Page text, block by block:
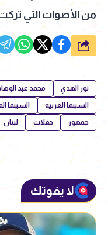
من الأصوات التي تركت
شارك
نور الهدي محمد عبد
السينما العربية السينما
جمهور حفلات لبنان
لا يفوتك